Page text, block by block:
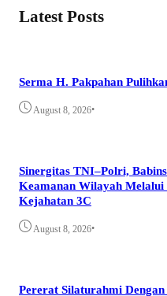
Latest Posts
Serma H. Pakpahan
August 8, 2026•
Sinergitas TNI–Polri,
Keamanan Wilayah
Kejahatan 3C
August 8, 2026•
Pererat Silaturahmi